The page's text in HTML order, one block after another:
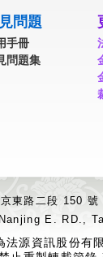
問題
手冊
問題集
東路二段 150 號
E. RD.,
法源資訊股份有